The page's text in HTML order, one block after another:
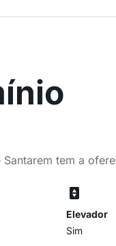
tem a
Elevador
Sim